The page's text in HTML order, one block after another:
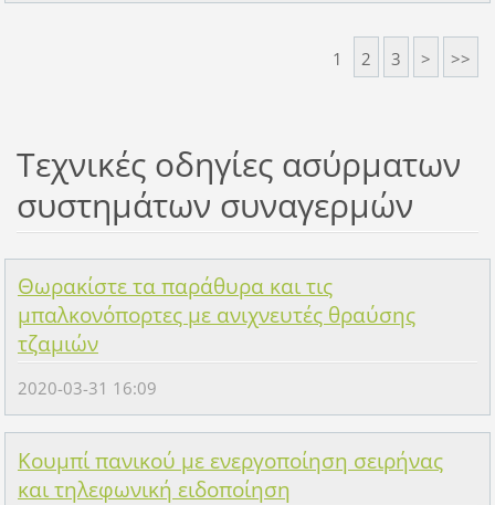
1 2 3 > >>
Τεχνικές οδηγίες ασύρματων
συστημάτων συναγερμών
Θωρακίστε τα παράθυρα και τις
μπαλκονόπορτες με ανιχνευτές θραύσης
τζαμιών
2020-03-31 16:09
Κουμπί πανικού με ενεργοποίηση σειρήνας
και τηλεφωνική ειδοποίηση